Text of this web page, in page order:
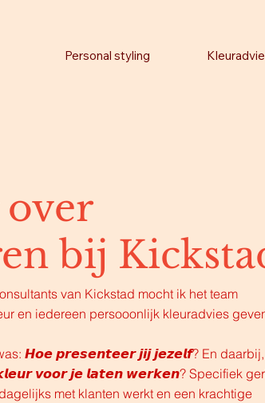
Personal styling
over
bij
van Kickstad mocht ik het team
en iedereen persooonlijk kleuradvies
𝙃𝙤𝙚 𝙥𝙧𝙚𝙨𝙚𝙣𝙩𝙚𝙚𝙧 𝙟𝙞𝙟 𝙟𝙚𝙯𝙚𝙡𝙛? En daarbij,
𝙫𝙤𝙤𝙧 𝙟𝙚 𝙡𝙖𝙩𝙚𝙣 𝙬𝙚𝙧𝙠𝙚𝙣? Specifiek
met klanten werkt en een krachtige